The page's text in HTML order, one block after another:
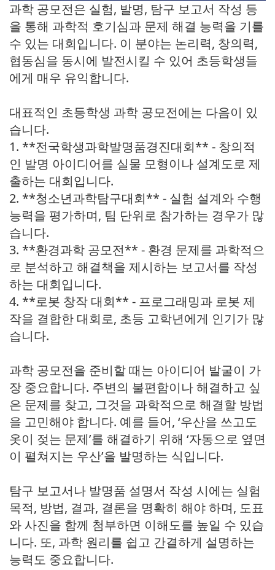
과학 공모전은 실험, 발명, 탐구 보고서 작성 등
을 통해 과학적 호기심과 문제 해결 능력을 기를
수 있는 대회입니다. 이 분야는 논리력, 창의력,
협동심을 동시에 발전시킬 수 있어 초등학생들
에게 매우 유익합니다.
대표적인 초등학생 과학 공모전에는 다음이 있
습니다.
1. **전국학생과학발명품경진대회** - 창의적
인 발명 아이디어를 실물 모형이나 설계도로 제
출하는 대회입니다.
2. **청소년과학탐구대회** - 실험 설계와 수행
능력을 평가하며, 팀 단위로 참가하는 경우가 많
습니다.
3. **환경과학 공모전** - 환경 문제를 과학적으
로 분석하고 해결책을 제시하는 보고서를 작성
하는 대회입니다.
4. **로봇 창작 대회** - 프로그래밍과 로봇 제
작을 결합한 대회로, 초등 고학년에게 인기가 많
습니다.
과학 공모전을 준비할 때는 아이디어 발굴이 가
장 중요합니다. 주변의 불편함이나 해결하고 싶
은 문제를 찾고, 그것을 과학적으로 해결할 방법
을 고민해야 합니다. 예를 들어, ‘우산을 쓰고도
옷이 젖는 문제’를 해결하기 위해 ‘자동으로 옆면
이 펼쳐지는 우산’을 발명하는 식입니다.
탐구 보고서나 발명품 설명서 작성 시에는 실험
목적, 방법, 결과, 결론을 명확히 해야 하며, 도표
와 사진을 함께 첨부하면 이해도를 높일 수 있습
니다. 또, 과학 원리를 쉽고 간결하게 설명하는
능력도 중요합니다.